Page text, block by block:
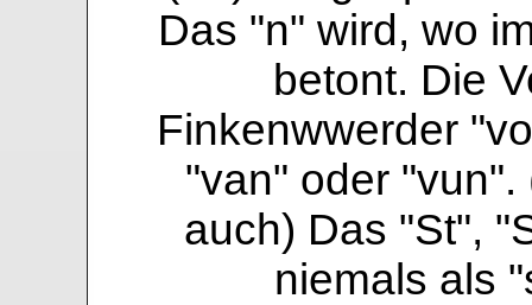
Das "n" wird, wo
betont. Die
Finkenwwerder
"van" oder "vun".
auch) Das "St",
niemals als